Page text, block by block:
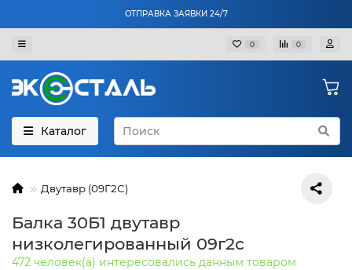
ОТПРАВКА ЗАЯВКИ 24/7
0 0
Каталог
Двутавр (09Г2С)
Балка 30Б1 двутавр
низколегированный 09г2с
472 человек(а) интересовались данным товаром